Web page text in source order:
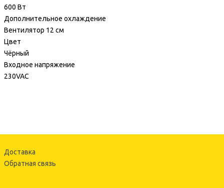
600 Вт
Дополнительное охлаждение
Вентилятор 12 см
Цвет
Чёрный
Входное напряжение
230VAC
Доставка
Обратная связь